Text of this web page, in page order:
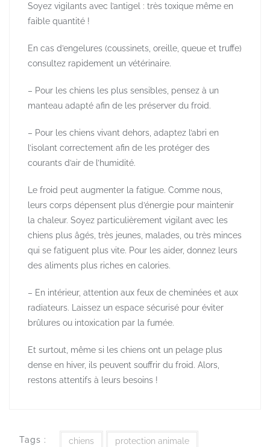
Soyez vigilants avec l’antigel : très toxique même en
faible quantité !
En cas d’engelures (coussinets, oreille, queue et truffe)
consultez rapidement un vétérinaire.
– Pour les chiens les plus sensibles, pensez à un
manteau adapté afin de les préserver du froid.
– Pour les chiens vivant dehors, adaptez l’abri en
l’isolant correctement afin de les protéger des
courants d’air de l’humidité.
Le froid peut augmenter la fatigue. Comme nous,
leurs corps dépensent plus d’énergie pour maintenir
la chaleur. Soyez particulièrement vigilant avec les
chiens plus âgés, très jeunes, malades, ou très minces
qui se fatiguent plus vite. Pour les aider, donnez leurs
des aliments plus riches en calories.
– En intérieur, attention aux feux de cheminées et aux
radiateurs. Laissez un espace sécurisé pour éviter
brûlures ou intoxication par la fumée.
Et surtout, même si les chiens ont un pelage plus
dense en hiver, ils peuvent souffrir du froid. Alors,
restons attentifs à leurs besoins !
Tags : chiens protection animale